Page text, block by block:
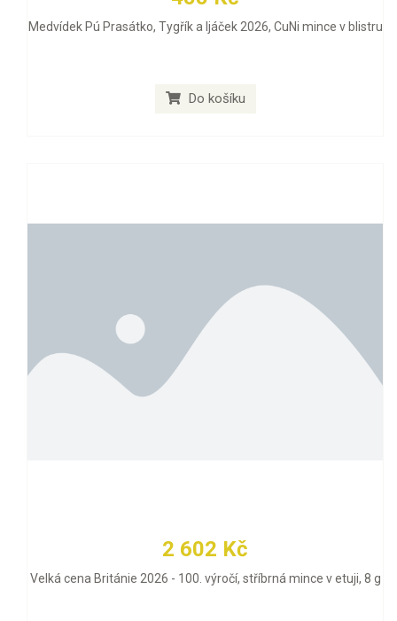
Medvídek Pú Prasátko, Tygřík a Ijáček 2026, CuNi mince v blistru
Do košíku
2 602 Kč
Velká cena Británie 2026 - 100. výročí, stříbrná mince v etuji, 8 g